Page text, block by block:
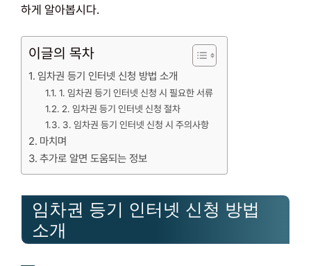
하게 알아봅시다.
이글의 목차
임차권 등기 인터넷 신청 방법 소개
1. 임차권 등기 인터넷 신청 시 필요한 서류
2. 임차권 등기 인터넷 신청 절차
3. 임차권 등기 인터넷 신청 시 주의사항
마치며
추가로 알면 도움되는 정보
임차권 등기 인터넷 신청 방법
소개